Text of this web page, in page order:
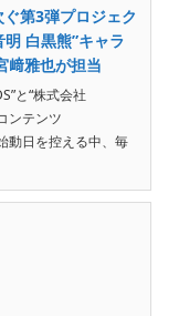
第3弾プロジェク
白黒熊”キャラ
﨑雅也が担当
と“株式会社
ンテンツ
動日を控える中、毎